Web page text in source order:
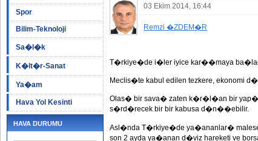
Spor
Bilim-Teknoloji
Sa�l�k
K�lt�r-Sanat
Ya�am
Hava Yol Kesinti
HAVA DURUMU
03 Ekim 2014, 16:44
Remzi �ZDEM�R
T�rkiye�de i�ler iyice kar��maya
Meclis�te kabul edilen tezkere, ekonomi
Olas� bir sava� zaten k�r�l�an bir
s�rd�recek bir bir kabusa d�n��ebilir.
Asl�nda T�rkiye�de ya�ananlar�
son 2 ayda ya�anan d�viz hareketi ve